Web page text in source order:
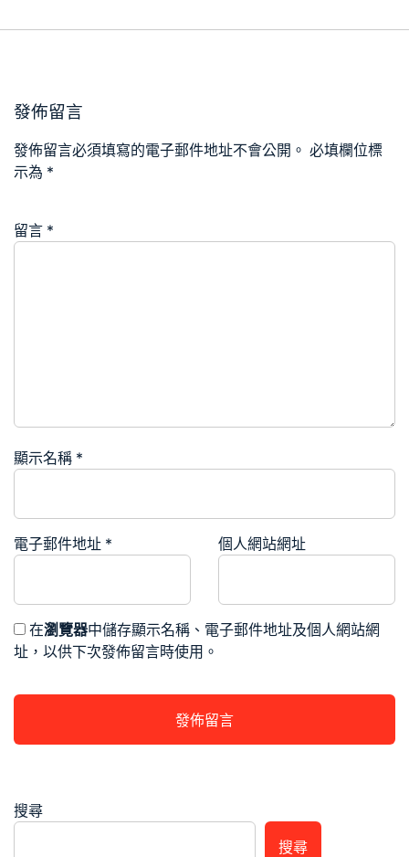
發佈留言
發佈留言必須填寫的電子郵件地址不會公開。 必填欄位標
示為 *
留言 *
顯示名稱 *
電子郵件地址 * 個人網站網址
在瀏覽器中儲存顯示名稱、電子郵件地址及個人網站網
址，以供下次發佈留言時使用。
搜尋
搜尋